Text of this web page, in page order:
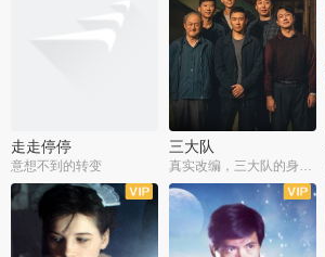
走走停停
意想不到的转变
三大队